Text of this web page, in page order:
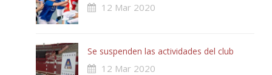
12 Mar 2020
Se suspenden las actividades del club
12 Mar 2020